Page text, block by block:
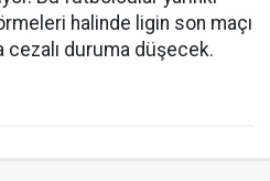
halinde ligin son maçı
cezalı duruma düşecek.